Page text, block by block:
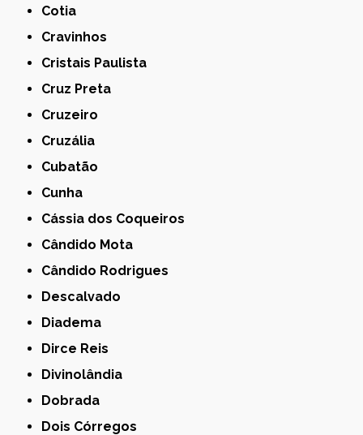
Cotia
Cravinhos
Cristais Paulista
Cruz Preta
Cruzeiro
Cruzália
Cubatão
Cunha
Cássia dos Coqueiros
Cândido Mota
Cândido Rodrigues
Descalvado
Diadema
Dirce Reis
Divinolândia
Dobrada
Dois Córregos